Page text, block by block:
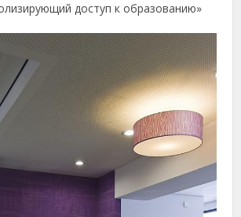
доступ к образованию»